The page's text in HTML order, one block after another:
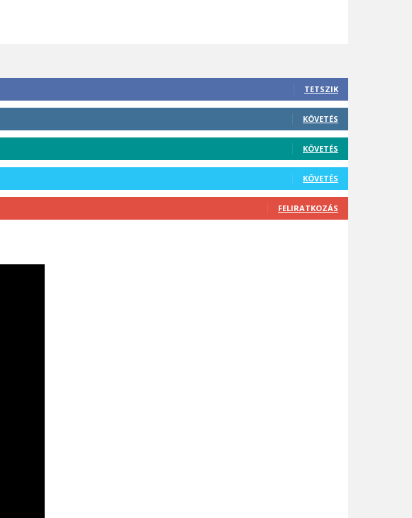
TETSZIK
KÖVETÉS
KÖVETÉS
KÖVETÉS
FELIRATKOZÁS